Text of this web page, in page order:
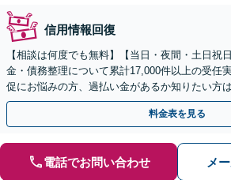
信用情報回復
【相談は何度でも無料】【当日・夜間・土日祝
金・債務整理について累計17,000件以上の受任
促にお悩みの方、過払い金があるか知りたい方
ストな解決策を提案いたします。
料金表を見る
電話でお問い合わせ メ